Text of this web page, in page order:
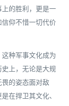
的胜利，更是一
仰不惜一切代价
种军事文化成为
上，无论是大规
的姿态面对敌
在捍卫其文化、